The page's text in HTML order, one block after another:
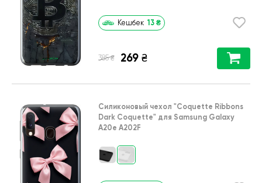
Кешбек 13 ₴
385 ₴ 269 ₴
Силиконовый чехол "Coquette Ribbons
Dark Coquette" для Samsung Galaxy
A20e A202F